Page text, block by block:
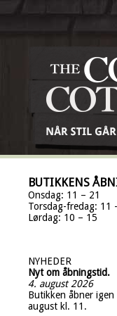
BUTIKKENS
Onsdag: 11 – 21
Torsdag-fredag: 11
Lørdag: 10 – 15
NYHEDER
Nyt om åbningstid.
4. august 2026
Butikken åbner
august kl. 11.